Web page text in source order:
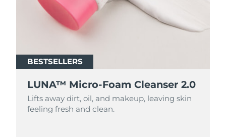
BESTSELLERS
LUNA™ Micro-Foam Cleanser 2.0
Lifts away dirt, oil, and makeup, leaving skin
feeling fresh and clean.
BESTSELLERS
LUNA™ Micro-Foam Cleanser 2.0
Lifts away dirt, oil, and makeup, leaving skin
feeling fresh and clean.